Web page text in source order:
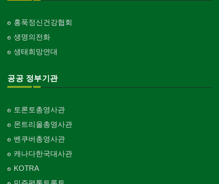
홍푹정신건강협회
생명의전화
생태희망연대
공공 정부기관
토론토총영사관
몬트리올총영사관
벤쿠버총영사관
캐나다한국대사관
KOTRA